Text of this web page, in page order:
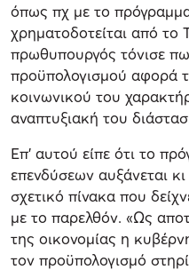
όπως πχ με το
χρηματοδοτείται από
πρωθυπουργός τόνισε
προϋπολογισμού αφορά
κοινωνικού του
αναπτυξιακή του
Επ' αυτού είπε ότι το
επενδύσεων αυξάνεται
σχετικό πίνακα που
με το παρελθόν. «Ως
της οικονομίας η
τον προϋπολογισμό